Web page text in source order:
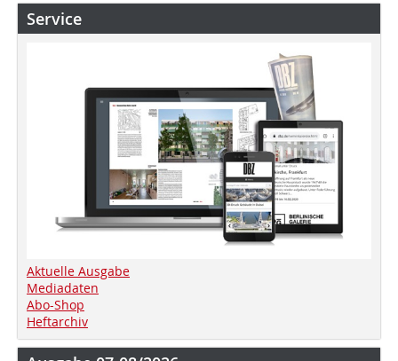
Service
Aktuelle Ausgabe
Mediadaten
Abo-Shop
Heftarchiv